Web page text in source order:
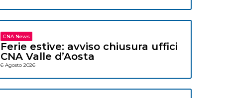
CNA News
Ferie estive: avviso chiusura uffici
CNA Valle d’Aosta
6 Agosto 2026